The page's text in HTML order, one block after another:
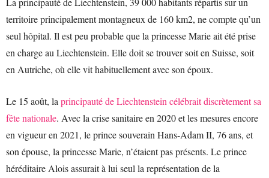
territoire principalement montagneux de 160 km2, ne compte qu’un
seul hôpital. Il est peu probable que la princesse Marie ait été prise
en charge au Liechtenstein. Elle doit se trouver soit en Suisse, soit
en Autriche, où elle vit habituellement avec son époux.
Le 15 août, la principauté de Liechtenstein célébrait discrètement sa
fête nationale. Avec la crise sanitaire en 2020 et les mesures encore
en vigueur en 2021, le prince souverain Hans-Adam II, 76 ans, et
son épouse, la princesse Marie, n’étaient pas présents. Le prince
héréditaire Alois assurait à lui seul la représentation de la